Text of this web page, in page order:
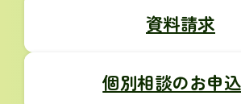
資料請求
個別相談のお申